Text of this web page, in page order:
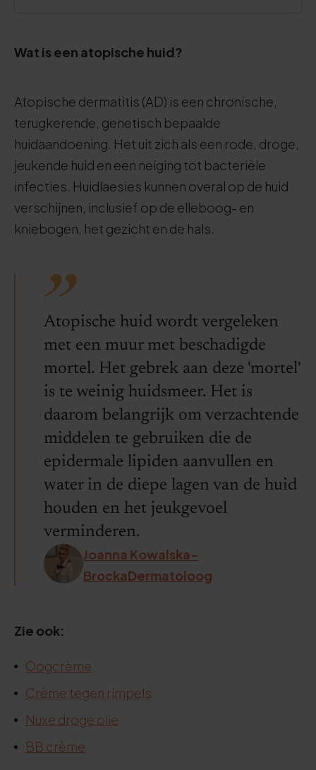
Wat is een atopische huid?
Atopische dermatitis (AD) is een chronische,
terugkerende, genetisch bepaalde
huidaandoening. Het uit zich als een rode, droge,
jeukende huid en een neiging tot bacteriële
infecties. Huidlaesies kunnen overal op de huid
verschijnen, inclusief op de elleboog- en
kniebogen, het gezicht en de hals.
Atopische huid wordt vergeleken
met een muur met beschadigde
mortel. Het gebrek aan deze 'mortel'
is te weinig huidsmeer. Het is
daarom belangrijk om verzachtende
middelen te gebruiken die de
epidermale lipiden aanvullen en
water in de diepe lagen van de huid
houden en het jeukgevoel
verminderen.
Joanna Kowalska-
BrockaDermatoloog
Zie ook:
Oogcrème
Crème tegen rimpels
Nuxe droge olie
BB crème